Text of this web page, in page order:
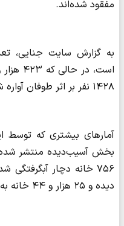
مفقود شده‌اند.
۱۴۲۸ نفر بر اثر طوفان آواره شده‌اند.
دیده و ۲۵ هزار و ۴۴ خانه به طور کامل تخریب شده‌اند.